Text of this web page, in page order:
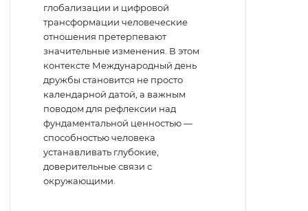
глобализации и цифровой
трансформации человеческие
отношения претерпевают
значительные изменения. В этом
контексте Международный день
дружбы становится не просто
календарной датой, а важным
поводом для рефлексии над
фундаментальной ценностью —
способностью человека
устанавливать глубокие,
доверительные связи с
окружающими.